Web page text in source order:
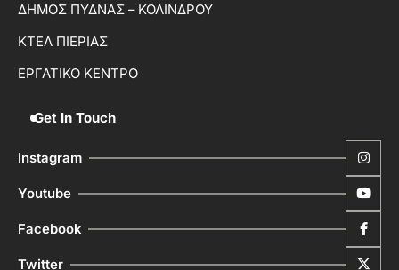
ΔΗΜΟΣ ΠΥΔΝΑΣ – ΚΟΛΙΝΔΡΟΥ
ΚΤΕΛ ΠΙΕΡΙΑΣ
ΕΡΓΑΤΙΚΟ ΚΕΝΤΡΟ
Get In Touch
Instagram
Youtube
Facebook
Twitter